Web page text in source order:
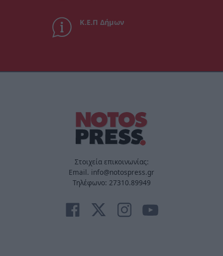
Κ.Ε.Π Δήμων
Στοιχεία επικοινωνίας:
Email. info@notospress.gr
Τηλέφωνο: 27310.89949